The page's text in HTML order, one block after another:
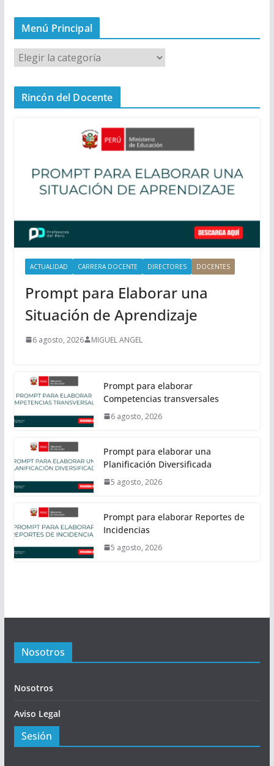
Menú Principal
M
n
a
Rincón del Docente
ACTUALIDAD CARRERA DOCENTE DIRECTORES DOCENTES
Prompt para Elaborar una
Situación de Aprendizaje
6 agosto, 2026 MIGUEL ANGEL
Prompt para elaborar
Competencias transversales
6 agosto, 2026
Prompt para elaborar una
Planificación Diversificada
5 agosto, 2026
Prompt para elaborar Reportes de
Incidencias
5 agosto, 2026
Nosotros
Nosotros
Aviso Legal
Sesión